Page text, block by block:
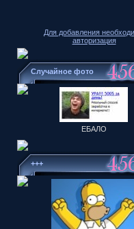
Для добавления
авторизация
Случайное фото
ЕБАЛО
+++